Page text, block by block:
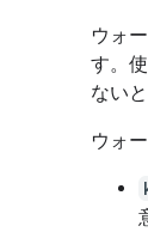
ウォ
す。
ない
ウォ